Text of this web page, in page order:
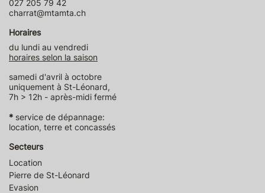
027 205 79 42
charrat@mtamta.ch
Horaires
du lundi au vendredi
horaires selon la saison
samedi d'avril à octobre
uniquement à St-Léonard,
7h > 12h - après-midi fermé
* service de dépannage:
location, terre et concassés
Secteurs
Location
Pierre de St-Léonard
Evasion